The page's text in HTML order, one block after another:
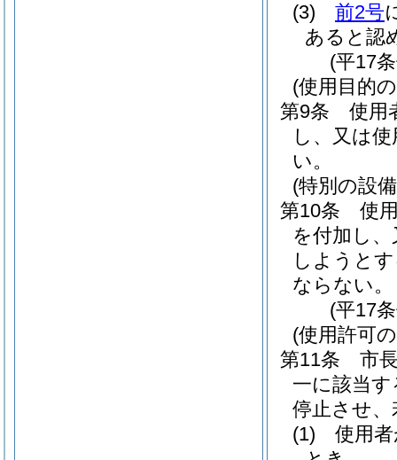
(3)
前2号
あると認
(平17
(使用目的
第9条
使用
し、又は
い。
(特別の設
第10条
使
を付加し
しようと
ならない。
(平17
(使用許可
第11条
市
一に該当
停止させ
(1)
使用